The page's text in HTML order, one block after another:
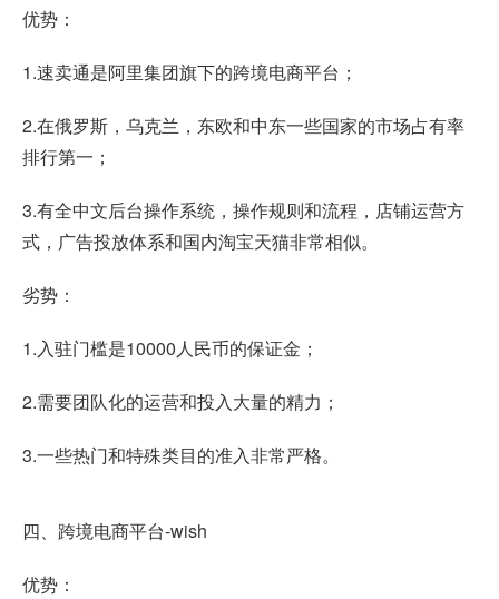
优势：
1.速卖通是阿里集团旗下的跨境电商平台；
2.在俄罗斯，乌克兰，东欧和中东一些国家的市场占有率
排行第一；
3.有全中文后台操作系统，操作规则和流程，店铺运营方
式，广告投放体系和国内淘宝天猫非常相似。
劣势：
1.入驻门槛是10000人民币的保证金；
2.需要团队化的运营和投入大量的精力；
3.一些热门和特殊类目的准入非常严格。
四、跨境电商平台-wish
优势：